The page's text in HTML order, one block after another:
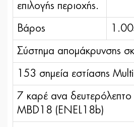
επιλογής περιοχής.
Βάρος
Σύστημα απομάκρυνσης
153 σημεία εστίασης
7 καρέ ανα
MBD18 (ENEL18b)